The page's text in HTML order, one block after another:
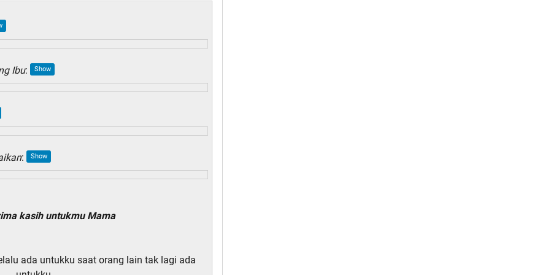
Ibu:
:
kasih untukmu Mama
ada untukku saat orang lain tak lagi ada